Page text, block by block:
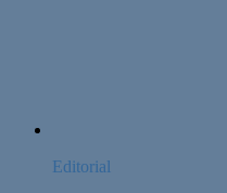
Editorial